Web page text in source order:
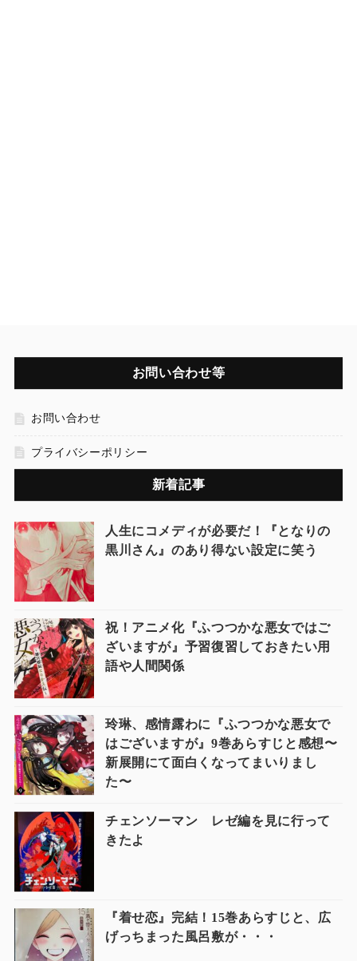
お問い合わせ等
お問い合わせ
プライバシーポリシー
新着記事
人生にコメディが必要だ！『となりの
黒川さん』のあり得ない設定に笑う
祝！アニメ化『ふつつかな悪女ではご
ざいますが』予習復習しておきたい用
語や人間関係
玲琳、感情露わに『ふつつかな悪女で
はございますが』9巻あらすじと感想〜
新展開にて面白くなってまいりまし
た〜
チェンソーマン レゼ編を見に行って
きたよ
『着せ恋』完結！15巻あらすじと、広
げっちまった風呂敷が・・・